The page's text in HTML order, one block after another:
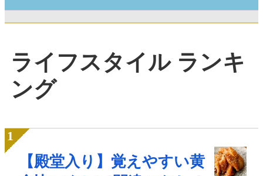
ライフスタイル ランキ
ング
【殿堂入り】覚えやすい黄